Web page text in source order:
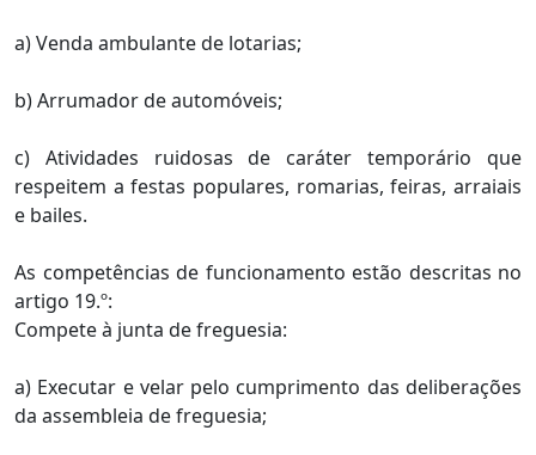
a) Venda ambulante de lotarias;
b) Arrumador de automóveis;
c) Atividades ruidosas de caráter temporário que
respeitem a festas populares, romarias, feiras, arraiais
e bailes.
As competências de funcionamento estão descritas no
artigo 19.º:
Compete à junta de freguesia:
a) Executar e velar pelo cumprimento das deliberações
da assembleia de freguesia;